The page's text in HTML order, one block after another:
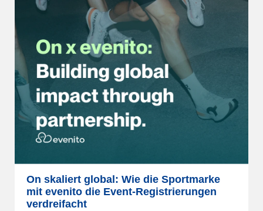
On skaliert global: Wie die Sportmarke
mit evenito die Event-Registrierungen
verdreifacht